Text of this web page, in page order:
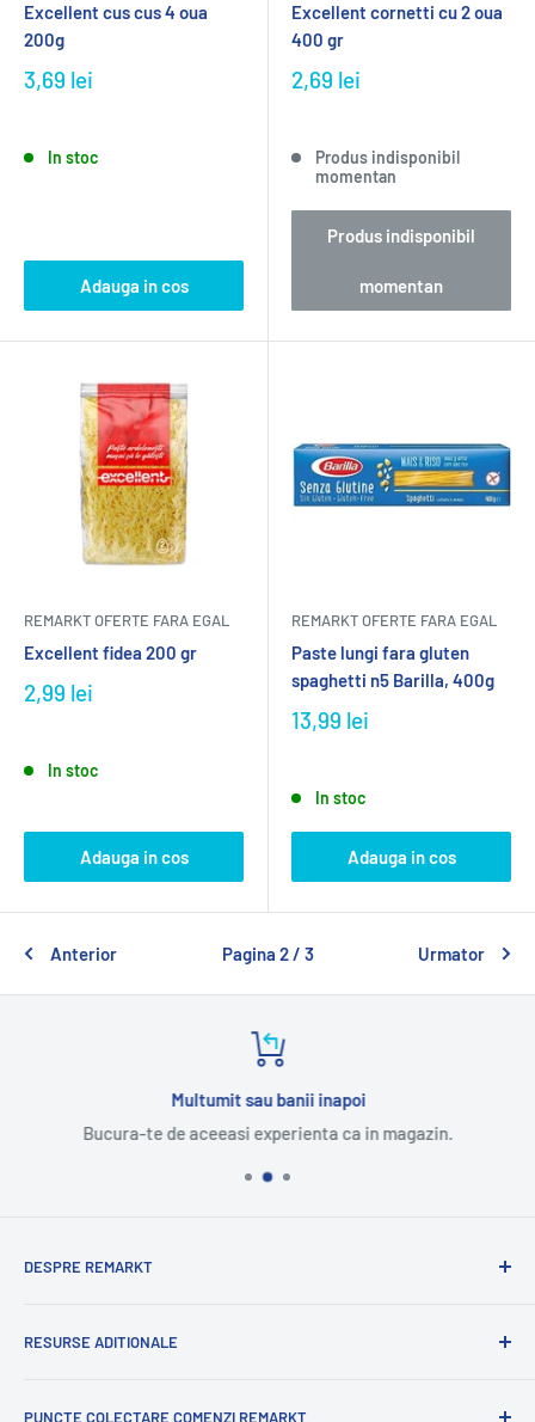
Excellent cus cus 4 oua
200g
3,69 lei
In stoc
Adauga in cos
Excellent cornetti cu 2 oua
400 gr
2,69 lei
Produs indisponibil
momentan
Produs indisponibil
momentan
REMARKT OFERTE FARA EGAL
Excellent fidea 200 gr
2,99 lei
In stoc
Adauga in cos
REMARKT OFERTE FARA EGAL
Paste lungi fara gluten
spaghetti n5 Barilla, 400g
13,99 lei
In stoc
Adauga in cos
Anterior Pagina 2 / 3 Urmator
Multumit sau banii inapoi
Bucura-te de aceeasi experienta ca in magazin.
DESPRE REMARKT
internationala.
romanesti.
RESURSE ADITIONALE
PUNCTE COLECTARE COMENZI REMARKT